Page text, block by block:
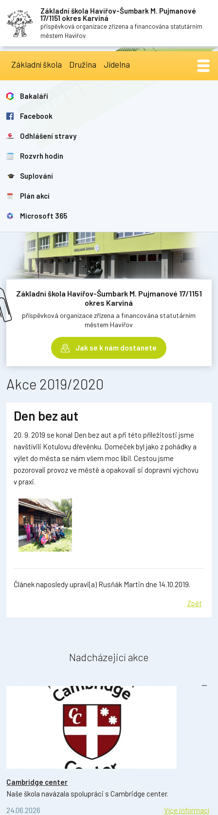
Základní škola Havířov-Šumbark M. Pujmanové
17/1151 okres Karviná
příspěvková organizace zřízena a financována statutárním
městem Havířov
Základní škola Družina Jídelna
Bakaláři
Facebook
Odhlášení stravy
Rozvrh hodin
Suplování
Plán akcí
Microsoft 365
Základní škola Havířov-Šumbark M. Pujmanové 17/1151
okres Karviná
příspěvková organizace zřízena a financována statutárním
městem Havířov
Jak se k nám dostanete
Akce 2019/2020
Den bez aut
20. 9. 2019 se konal Den bez aut a při této příležitosti jsme
navštívili Kotulovu dřevěnku. Domeček byl jako z pohádky a
výlet do města se nám všem moc líbil. Cestou jsme
pozorovali provoz ve městě a opakovali si dopravní výchovu
v praxi.
Článek naposledy upravi(a) Rusňák Martin dne 14.10.2019.
Zpět
Nadcházející akce
Cambridge center
Naše škola navázala spolupráci s Cambridge center.
24.06.2026
Více informací